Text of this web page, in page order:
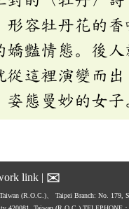
容牡丹花的
豔情態。後
這裡演變而
態曼妙的女子
link | ✉
(R.O.C.)、
Taipei Branch: No. 179,